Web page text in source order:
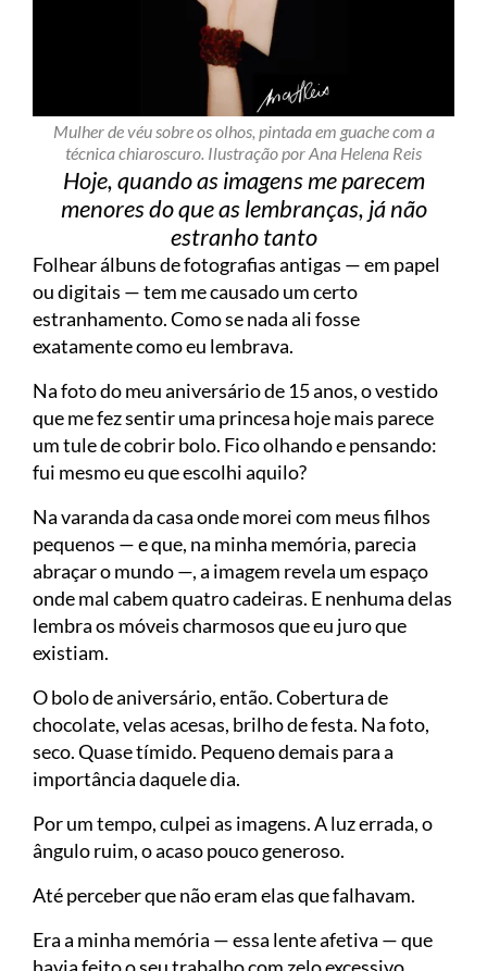
Mulher de véu sobre os olhos, pintada em guache com a
técnica chiaroscuro. Ilustração por Ana Helena Reis
Hoje, quando as imagens me parecem
menores do que as lembranças, já não
estranho tanto
Folhear álbuns de fotografias antigas — em papel
ou digitais — tem me causado um certo
estranhamento. Como se nada ali fosse
exatamente como eu lembrava.
Na foto do meu aniversário de 15 anos, o vestido
que me fez sentir uma princesa hoje mais parece
um tule de cobrir bolo. Fico olhando e pensando:
fui mesmo eu que escolhi aquilo?
Na varanda da casa onde morei com meus filhos
pequenos — e que, na minha memória, parecia
abraçar o mundo —, a imagem revela um espaço
onde mal cabem quatro cadeiras. E nenhuma delas
lembra os móveis charmosos que eu juro que
existiam.
O bolo de aniversário, então. Cobertura de
chocolate, velas acesas, brilho de festa. Na foto,
seco. Quase tímido. Pequeno demais para a
importância daquele dia.
Por um tempo, culpei as imagens. A luz errada, o
ângulo ruim, o acaso pouco generoso.
Até perceber que não eram elas que falhavam.
Era a minha memória — essa lente afetiva — que